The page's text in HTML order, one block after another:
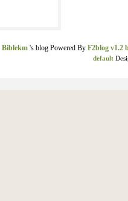
Biblekm 's blog Powered By F2blog v1.2
default